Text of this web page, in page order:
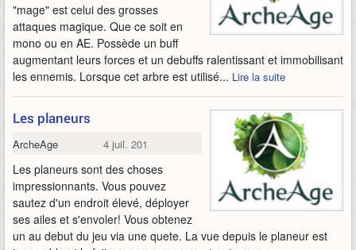
"mage" est celui des grosses
attaques magique. Que ce soit en
mono ou en AE. Possède un buff
augmentant leurs forces et un debuffs ralentissant et immobilisant
les ennemis. Lorsque cet arbre est utilisé... Lire la suite
Les planeurs
ArcheAge 4 juil. 2013
Les planeurs sont des choses
impressionnants. Vous pouvez
sautez d'un endroit élevé, déployer
ses ailes et s'envoler! Vous obtenez
un au debut du jeu via une quete. La vue depuis le planeur est